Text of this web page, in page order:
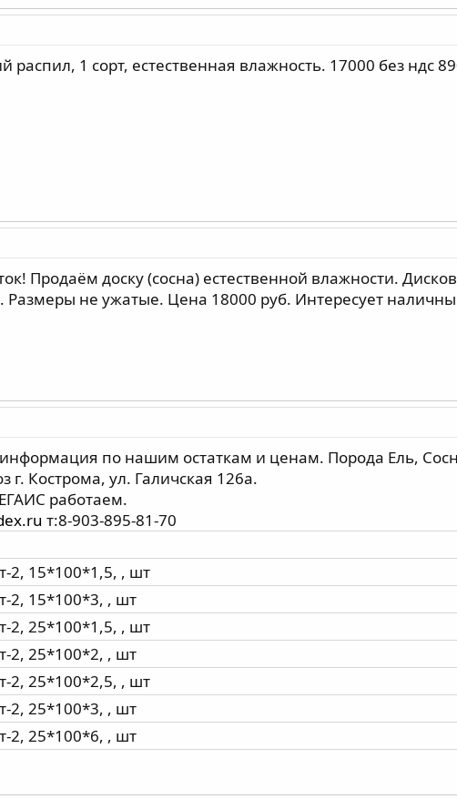
1 сорт, естественная влажность. 17000 без ндс
Продаём доску (сосна) естественной влажности.
Размеры не ужатые. Цена 18000 руб. Интересует
по нашим остаткам и ценам. Порода Ель,
г. Кострома, ул. Галичская 126а.
работаем.
т:8-903-895-81-70
2, 15*100*1,5, , шт
2, 15*100*3, , шт
2, 25*100*1,5, , шт
2, 25*100*2, , шт
2, 25*100*2,5, , шт
2, 25*100*3, , шт
2, 25*100*6, , шт